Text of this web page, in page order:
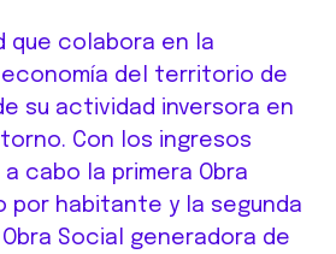
que colabora en la
del territorio de
su actividad inversora en
Con los ingresos
cabo la primera Obra
por habitante y la segunda
Social generadora de